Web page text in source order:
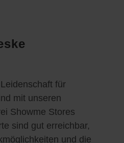
für
mit unseren
Showme Stores
sind gut erreichbar,
und die